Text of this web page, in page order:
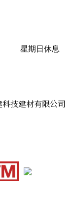
期日休息
技建材有限公司